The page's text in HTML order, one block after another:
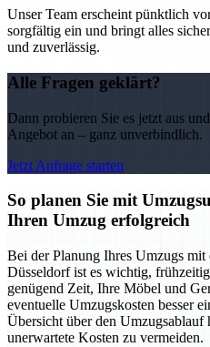
Unser Team erscheint pünktlich
sorgfältig ein und bringt alles
und zuverlässig.
Alle Fragen geklärt?
Dann probieren Sie es jetzt aus
Angebot an – ganz unverbindlich.
Jetzt Anfrage starten
So planen Sie mit
Ihren Umzug erfolgreich
Bei der Planung Ihres Umzugs mit
Düsseldorf ist es wichtig,
genügend Zeit, Ihre Möbel und
eventuelle Umzugskosten besser
Übersicht über den Umzugsablauf
unerwartete Kosten zu vermeiden.